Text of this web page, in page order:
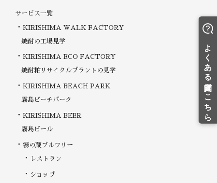
サービス一覧
KIRISHIMA WALK FACTORY
焼酎の工場見学
KIRISHIMA ECO FACTORY
焼酎粕リサイクルプラントの見学
KIRISHIMA BEACH PARK
霧島ビーチパーク
KIRISHIMA BEER
霧島ビール
霧の蔵ブルワリー
レストラン
ショップ